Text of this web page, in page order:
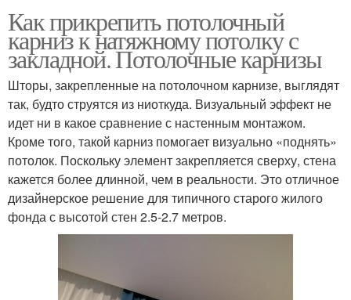
потолка
Настенный карниз
Карниз для натяжного
потолка
Ниши для скрытых
карнизов
Натяжной потолок
Как прикрепить потолочный
карниз к натяжному потолку с
закладной. Потолочные карнизы
Шторы, закрепленные на потолочном карнизе, выглядят
так, будто струятся из ниоткуда. Визуальный эффект не
идет ни в какое сравнение с настенным монтажом.
Кроме того, такой карниз помогает визуально «поднять»
потолок. Поскольку элемент закрепляется сверху, стена
кажется более длинной, чем в реальности. Это отличное
дизайнерское решение для типичного старого жилого
фонда с высотой стен 2.5-2.7 метров.